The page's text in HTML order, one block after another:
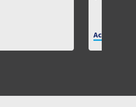
Acessar